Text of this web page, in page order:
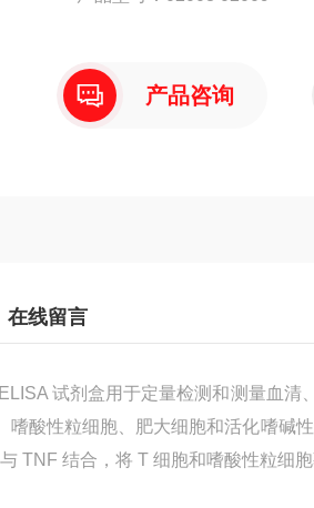
产品咨询
在线留言
试剂盒用于定量检测和测量血
嗜酸性粒细胞、肥大细胞和活化嗜碱
TNF 结合，将 T 细胞和嗜酸性粒细胞